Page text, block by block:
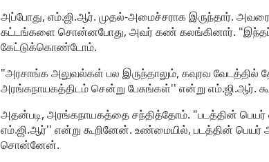
அப்போது, எம்.ஜி.ஆர். முதல்-அமைச்சராக இருந்தார்.
கட்டங்களை சொன்னபோது, அவர் கண் கலங்கினார். "இந்தப்
கேட்டுக்கொண்டோம்.
"அரசாங்க அலுவல்கள் பல இருந்தாலும், கவுரவ
அரங்கநாயகத்திடம் சென்று பேசுங்கள்'' என்று எம்.ஜி.ஆர்.
அதன்படி, அரங்கநாயகத்தை சந்தித்தோம். "படத்தின்
எம்.ஜி.ஆர்'' என்று கூறினேன். உண்மையில், படத்தின்
சொன்னேன்.